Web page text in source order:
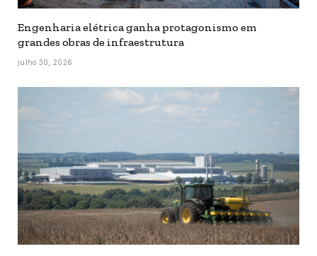
Engenharia elétrica ganha protagonismo em
grandes obras de infraestrutura
julho 30, 2026